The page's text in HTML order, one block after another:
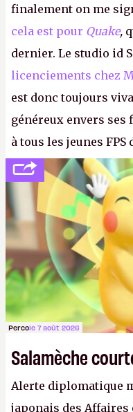
finalement on me
cela est pour Quake,
dernier. Le studio id
licenciements chez
est donc toujours
généreux envers
à tous les jeunes
politesse et le
anciens. Il leur
consoles à ces petits
Percole 7 août 2026
Salamèche
Alerte diplomatique
japonais des